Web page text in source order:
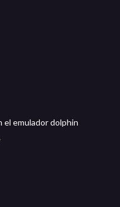
el emulador dolphin